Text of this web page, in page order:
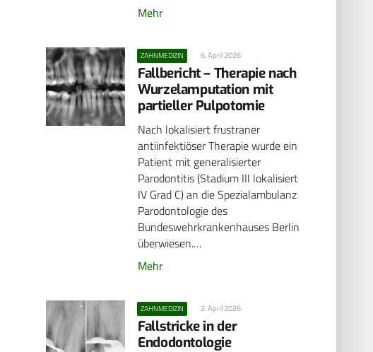
Mehr
ZAHNMEDIZIN 6. April 2026
Fallbericht – Therapie nach
Wurzelamputation mit
partieller Pulpotomie
Nach lokalisiert frustraner
antiinfektiöser Therapie wurde ein
Patient mit generalisierter
Parodontitis (Stadium III lokalisiert
IV Grad C) an die Spezialambulanz
Parodontologie des
Bundeswehrkrankenhauses Berlin
überwiesen.…
Mehr
ZAHNMEDIZIN 2. April 2026
Fallstricke in der
Endodontologie